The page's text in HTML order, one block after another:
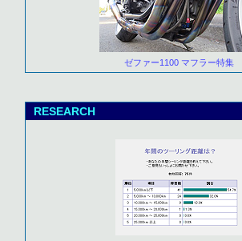
ゼファー1100 マフラー特集
RESEARCH